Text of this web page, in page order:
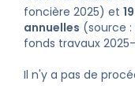
foncière 2025) et
annuelles (source :
fonds travaux
Il n'y a pas de